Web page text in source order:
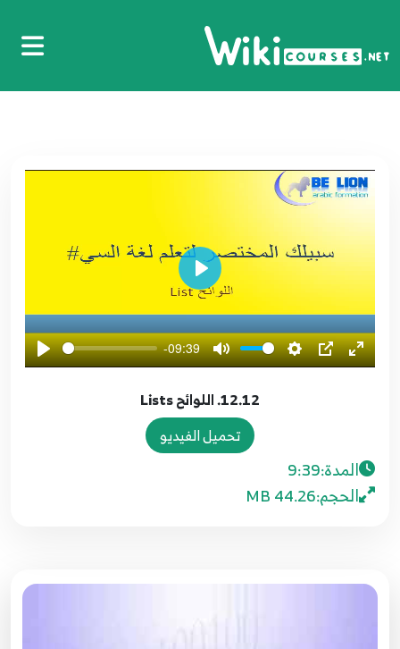
-09:39
Play
12.12. اللوائح Lists
تحميل الفيديو
المدة:9:39
الحجم:44.26 MB
102.102. برمجة قواعد البيانات - تخزين البيانات في
13
103.103. برمجة قواعد البيانات - حذف البيانات من
ملف XML
9:35
14
104.104. برمجة قواعد البيانات - تحديث البيانات في
ملف XML
8:08
105.105. برمجة قواعد البيانات - التنقل بين البيانات
16ريبورت (تهيئة البرنامج)
11:32